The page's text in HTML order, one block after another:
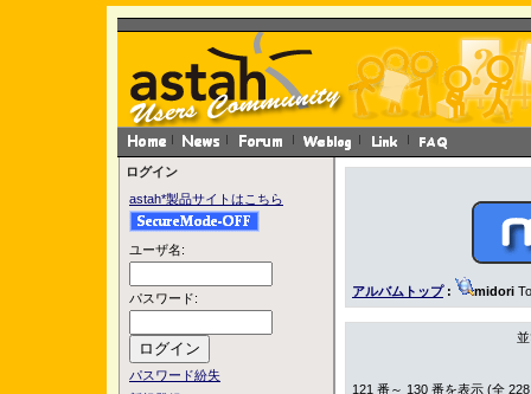
ログイン
astah*製品サイトはこちら
ユーザ名:
パスワード:
パスワード紛失
アルバムトップ: midori
121 番～ 130 番を表示 (全